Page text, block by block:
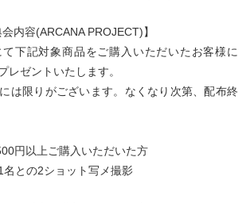
内容(ARCANA PROJECT)】
下記対象商品をご購入いただいたお客様に
レゼントいたします。
は限りがございます。なくなり次第、配布終
円以上ご購入いただいた方
との2ショット写メ撮影